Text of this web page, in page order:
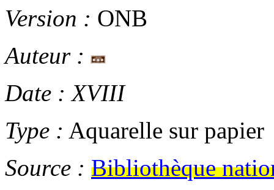
Version : ONB
Auteur :
Date : XVIII
Type : Aquarelle sur papier
Source : Bibliothèque